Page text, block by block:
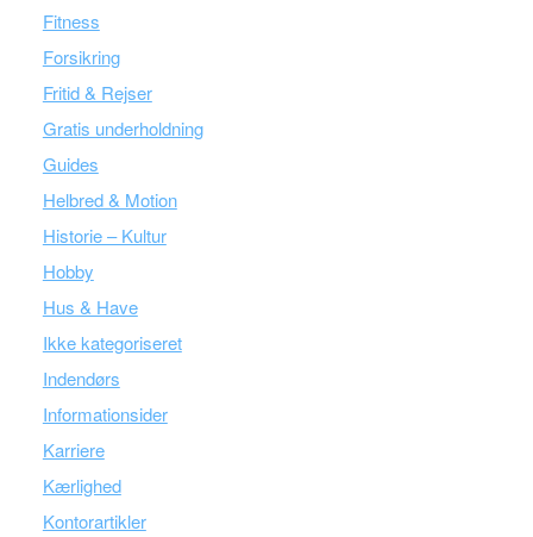
Fitness
Forsikring
Fritid & Rejser
Gratis underholdning
Guides
Helbred & Motion
Historie – Kultur
Hobby
Hus & Have
Ikke kategoriseret
Indendørs
Informationsider
Karriere
Kærlighed
Kontorartikler